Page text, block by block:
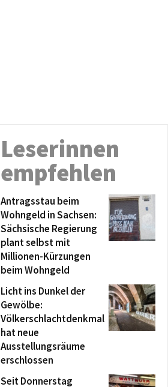
Leserinnen
empfehlen
Antragsstau beim
Wohngeld in Sachsen:
Sächsische Regierung
plant selbst mit
Millionen-Kürzungen
beim Wohngeld
Licht ins Dunkel der
Gewölbe:
Völkerschlachtdenkmal
hat neue
Ausstellungsräume
erschlossen
Seit Donnerstag